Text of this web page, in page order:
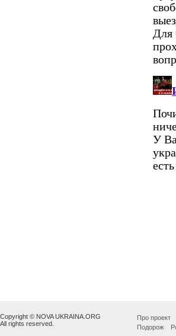
Copyright © NOVA UKRAINA.ORG
All rights reserved.
Про проект
Подорож